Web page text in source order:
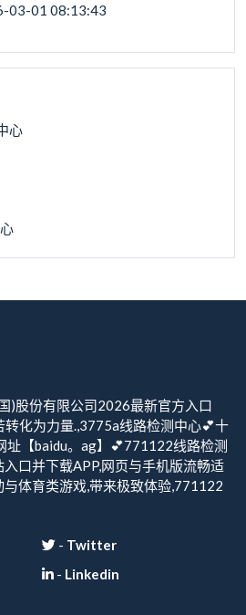
03-01 08:13:43
心
)股份有限公司2026最新官方入口
转化为力量.,3775a线路检测中心💕十
址【baidu。ag】💕771122线路检测
口并下载APP,网页与手机版流畅适
体育类游戏,带来极致体验,771122
- Twitter
- Linkedin